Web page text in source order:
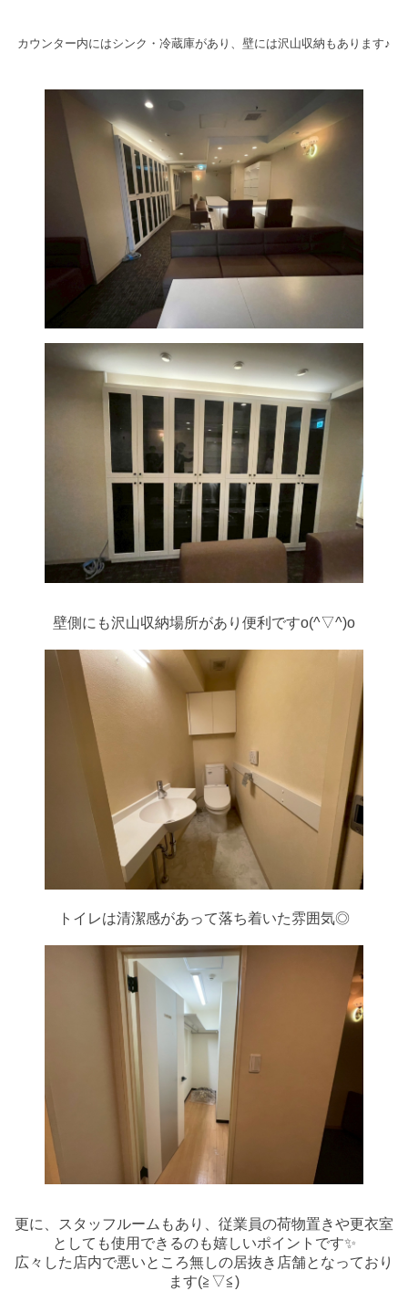
カウンター内にはシンク・冷蔵庫があり、壁には沢山収納もあります♪
壁側にも沢山収納場所があり便利ですo(^▽^)o
トイレは清潔感があって落ち着いた雰囲気◎
更に、スタッフルームもあり、従業員の荷物置きや更衣室
としても使用できるのも嬉しいポイントです✨
広々した店内で悪いところ無しの居抜き店舗となっており
ます(≧▽≦)